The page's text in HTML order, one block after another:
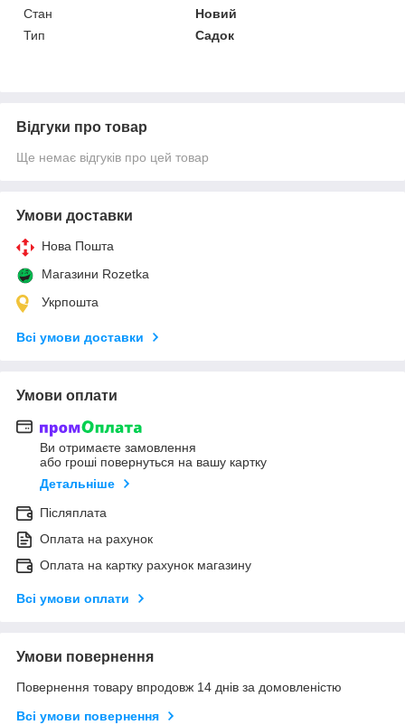
Стан
Новий
Тип
Садок
Відгуки про товар
Ще немає відгуків про цей товар
Умови доставки
Нова Пошта
Магазини Rozetka
Укрпошта
Всі умови доставки
Умови оплати
Ви отримаєте замовлення
або гроші повернуться на вашу картку
Детальніше
Післяплата
Оплата на рахунок
Оплата на картку рахунок магазину
Всі умови оплати
Умови повернення
Повернення товару впродовж 14 днів за домовленістю
Всі умови повернення